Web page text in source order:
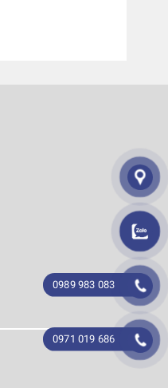
0989 983 083
0971 019 686